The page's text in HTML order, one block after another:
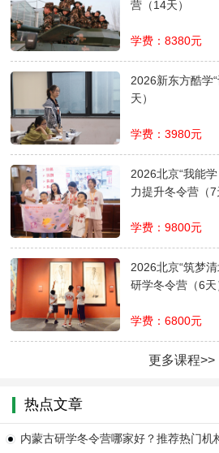
营（14天）
学费： 8380元
2026新东方酷学
天）
学费： 3980元
2026北京“我能
力提升冬令营（7
学费： 9800元
2026北京“筑梦
研学冬令营（6天
学费： 6800元
更多课程>>
热点文章
内蒙古研学冬令营哪家好？推荐热门机